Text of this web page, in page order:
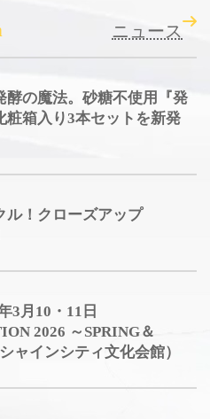
ニュース
酵の魔法。砂糖不使用『発
粧箱入り3本セットを新発
ル！クローズアップ
3月10・11日
2026 ～SPRING＆
ャインシティ文化会館）